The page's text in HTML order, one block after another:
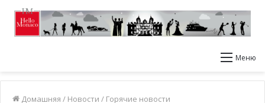
Меню
Домашняя / Новости / Горячие новости